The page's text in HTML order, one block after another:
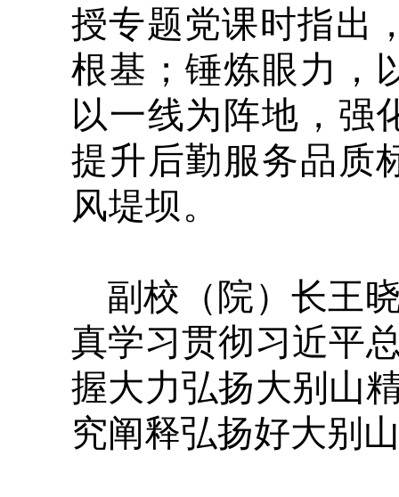
授专题党课时指出
根基；锤炼眼力，
以一线为阵地，强
提升后勤服务品质
风堤坝。
副校（院）长王
真学习贯彻习近平
握大力弘扬大别山
究阐释弘扬好大别